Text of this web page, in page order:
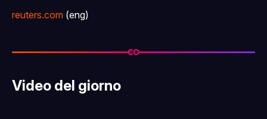
reuters.com (eng)
Video del giorno